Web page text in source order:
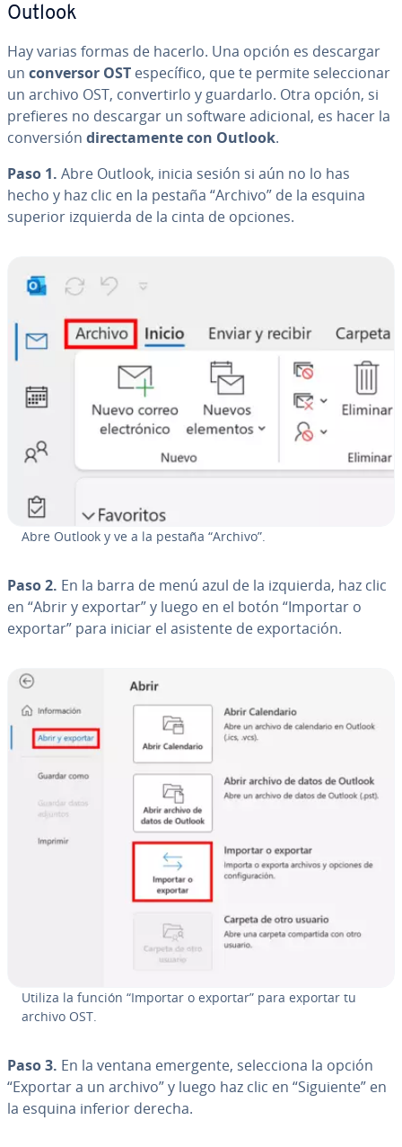
Outlook
Hay varias formas de hacerlo. Una opción es descargar
un conversor OST es­pe­cí­fi­co, que te permite se­le­c­cio­nar
un archivo OST, co­n­ve­r­ti­r­lo y guardarlo. Otra opción, si
prefieres no descargar un software adicional, es hacer la
co­n­ve­r­sión di­re­c­ta­me­n­te con Outlook.
Paso 1. Abre Outlook, inicia sesión si aún no lo has
hecho y haz clic en la pestaña “Archivo” de la esquina
superior izquierda de la cinta de opciones.
Abre Outlook y ve a la pestaña “Archivo”.
Paso 2. En la barra de menú azul de la izquierda, haz clic
en “Abrir y exportar” y luego en el botón “Importar o
exportar” para iniciar el asistente de ex­po­r­ta­ción.
Utiliza la función “Importar o exportar” para exportar tu
archivo OST.
Paso 3. En la ventana emergente, se­le­c­cio­na la opción
“Exportar a un archivo” y luego haz clic en “Siguiente” en
la esquina inferior derecha.